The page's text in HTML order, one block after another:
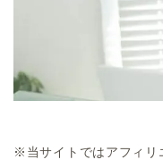
※当サイトではアフィリ